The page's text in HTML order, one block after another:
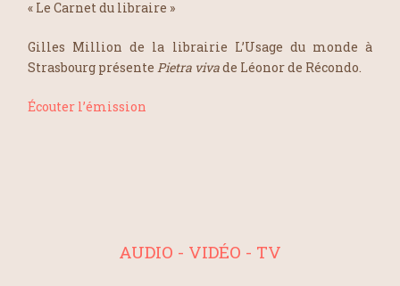
« Le Carnet du libraire »
Gilles Million de la librairie L’Usage du monde à
Strasbourg présente Pietra vivade Léonor de Récondo.
Écouter l’émission
AUDIO - VIDÉO - TV